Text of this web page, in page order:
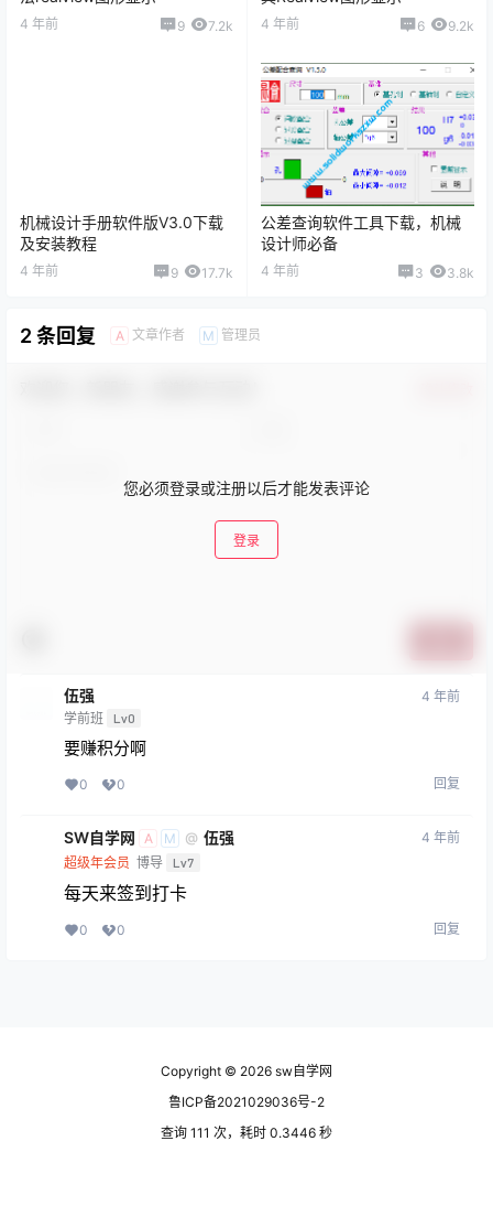
4 年前 9 7.2k 4 年前 6 9.2k
机械设计手册软件版V3.0下载
及安装教程
4 年前 9 17.7k
公差查询软件工具下载，机械
设计师必备
4 年前 3 3.8k
2 条回复 A 文章作者 M 管理员
您必须登录或注册以后才能发表评论
登录
伍强
学前班 Lv0
4 年前
要赚积分啊
0 0 回复
SW自学网 A M @ 伍强
超级年会员 博导 Lv7
4 年前
每天来签到打卡
0 0 回复
Copyright © 2026 sw自学网
鲁ICP备2021029036号-2
查询 111 次，耗时 0.3446 秒